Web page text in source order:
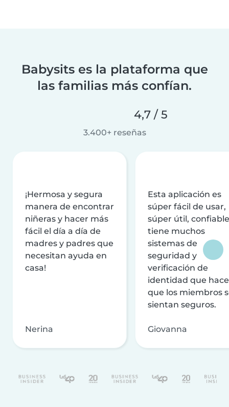
Babysits es la plataforma que
las familias más confían.
4,7 / 5
3.400+ reseñas
¡Hermosa y segura
manera de encontrar
niñeras y hacer más
fácil el día a día de
madres y padres que
necesitan ayuda en
casa!
Nerina
Esta aplicación es
súper fácil de usar,
súper útil,
tiene muchos
sistemas de
seguridad y
verificación de
identidad que
que los miembros
sientan seguros.
Giovanna